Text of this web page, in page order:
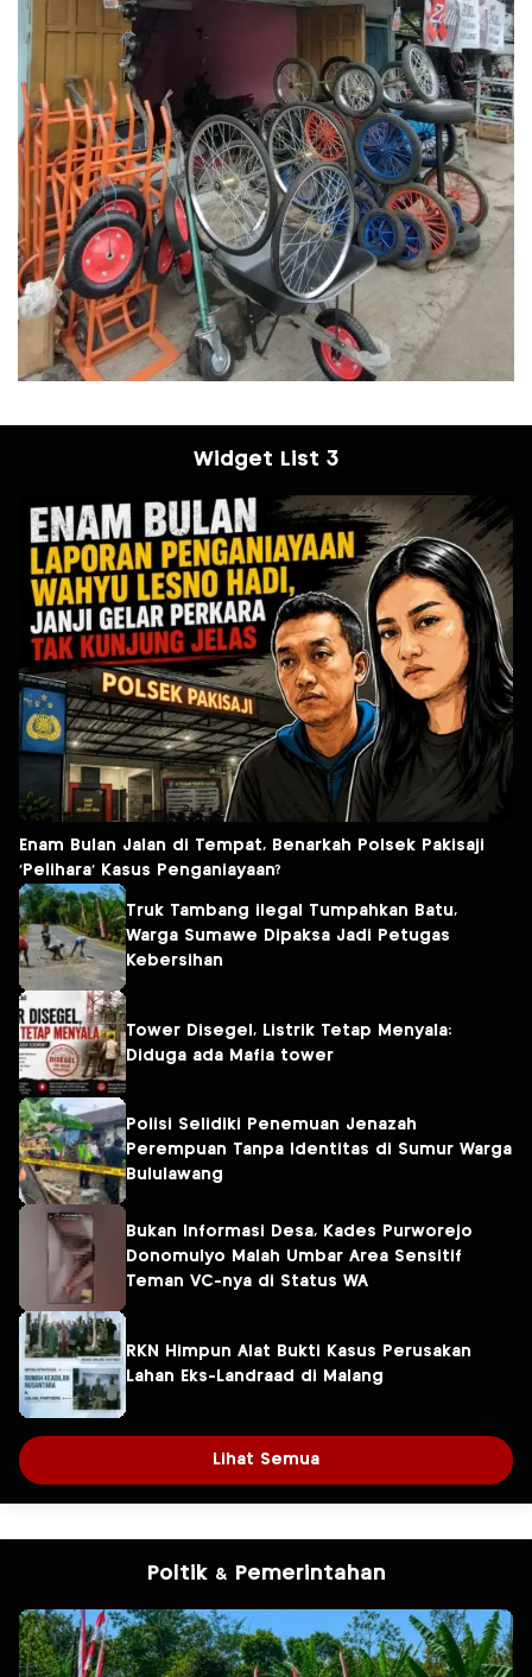
Widget List 3
Enam Bulan Jalan di Tempat, Benarkah Polsek Pakisaji
‘Pelihara’ Kasus Penganiayaan?
Truk Tambang ilegal Tumpahkan Batu,
Warga Sumawe Dipaksa Jadi Petugas
Kebersihan
Tower Disegel, Listrik Tetap Menyala:
Diduga ada Mafia tower
Polisi Selidiki Penemuan Jenazah
Perempuan Tanpa Identitas di Sumur Warga
Bululawang
Bukan Informasi Desa, Kades Purworejo
Donomulyo Malah Umbar Area Sensitif
Teman VC-nya di Status WA
RKN Himpun Alat Bukti Kasus Perusakan
Lahan Eks-Landraad di Malang
Lihat Semua
Poltik & Pemerintahan